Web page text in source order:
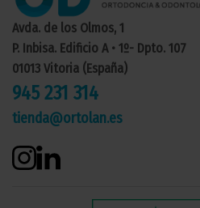
Avda. de los Olmos, 1
P. Inbisa. Edificio A • 1º- Dpto. 107
01013 Vitoria (España)
945 231 314
tienda@ortolan.es